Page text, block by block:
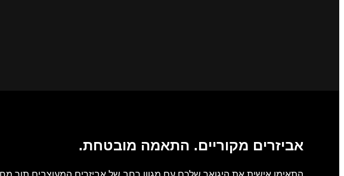
אביזרים מקוריים. התאמה מובטחת.